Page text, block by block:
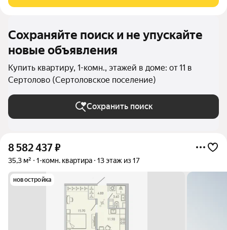
Сохраняйте поиск и не упускайте
новые объявления
Купить квартиру, 1-комн., этажей в доме: от 11 в
Сертолово (Сертоловское поселение)
Сохранить поиск
8 582 437₽
35,3 м² 1-комн. квартира 13 этаж из 17
новостройка